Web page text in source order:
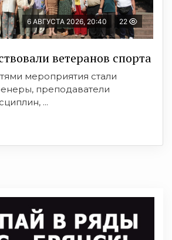
6 АВГУСТА 2026, 20:40 22
ветеранов спорта
мероприятия стали
преподаватели
...